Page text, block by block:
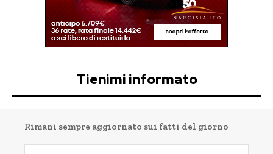
Tienimi informato
Rimani sempre aggiornato sui fatti del giorno